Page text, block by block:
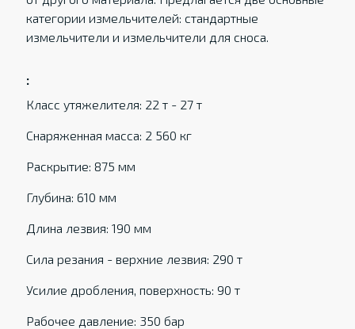
категории измельчителей: стандартные
измельчители и измельчители для сноса.
:
Класс утяжелителя: 22 т - 27 т
Снаряженная масса: 2 560 кг
Раскрытие: 875 мм
Глубина: 610 мм
Длина лезвия: 190 мм
Сила резания - верхние лезвия: 290 т
Усилие дробления, поверхность: 90 т
Рабочее давление: 350 бар